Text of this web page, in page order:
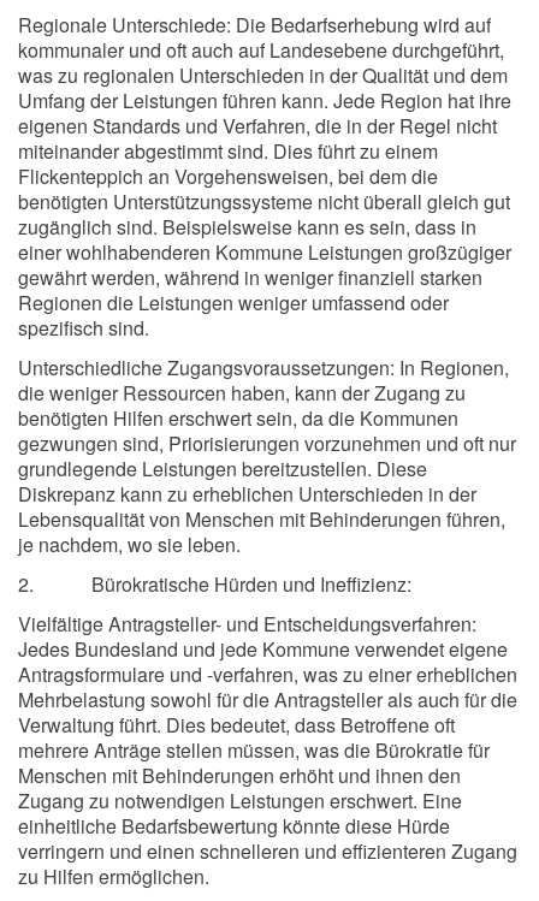
Regionale Unterschiede: Die Bedarfserhebung wird auf
kommunaler und oft auch auf Landesebene durchgeführt,
was zu regionalen Unterschieden in der Qualität und dem
Umfang der Leistungen führen kann. Jede Region hat ihre
eigenen Standards und Verfahren, die in der Regel nicht
miteinander abgestimmt sind. Dies führt zu einem
Flickenteppich an Vorgehensweisen, bei dem die
benötigten Unterstützungssysteme nicht überall gleich gut
zugänglich sind. Beispielsweise kann es sein, dass in
einer wohlhabenderen Kommune Leistungen großzügiger
gewährt werden, während in weniger finanziell starken
Regionen die Leistungen weniger umfassend oder
spezifisch sind.
Unterschiedliche Zugangsvoraussetzungen: In Regionen,
die weniger Ressourcen haben, kann der Zugang zu
benötigten Hilfen erschwert sein, da die Kommunen
gezwungen sind, Priorisierungen vorzunehmen und oft nur
grundlegende Leistungen bereitzustellen. Diese
Diskrepanz kann zu erheblichen Unterschieden in der
Lebensqualität von Menschen mit Behinderungen führen,
je nachdem, wo sie leben.
2. Bürokratische Hürden und Ineffizienz:
Vielfältige Antragsteller- und Entscheidungsverfahren:
Jedes Bundesland und jede Kommune verwendet eigene
Antragsformulare und -verfahren, was zu einer erheblichen
Mehrbelastung sowohl für die Antragsteller als auch für die
Verwaltung führt. Dies bedeutet, dass Betroffene oft
mehrere Anträge stellen müssen, was die Bürokratie für
Menschen mit Behinderungen erhöht und ihnen den
Zugang zu notwendigen Leistungen erschwert. Eine
einheitliche Bedarfsbewertung könnte diese Hürde
verringern und einen schnelleren und effizienteren Zugang
zu Hilfen ermöglichen.